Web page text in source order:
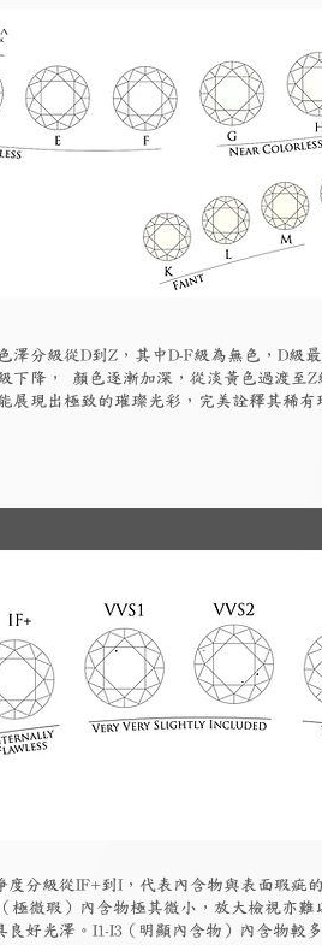
澤分級從D到Z，其中D-F級為無色，D級
下降， 顏色逐漸加深，從淡黃色過渡至
展現出極致的璀璨光彩，完美詮釋其稀有
度分級從IF+到I，代表內含物與表面瑕疵
極微瑕）內含物極其微小，放大檢視亦難
良好光澤。I1-I3（明顯內含物）內含物較